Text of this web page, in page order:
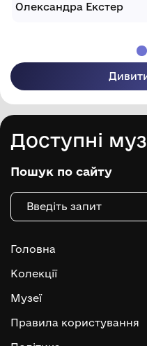
Олександра Екстер
Доступні
Пошук по сайту
Головна
Колекції
Музеї
Правила користування